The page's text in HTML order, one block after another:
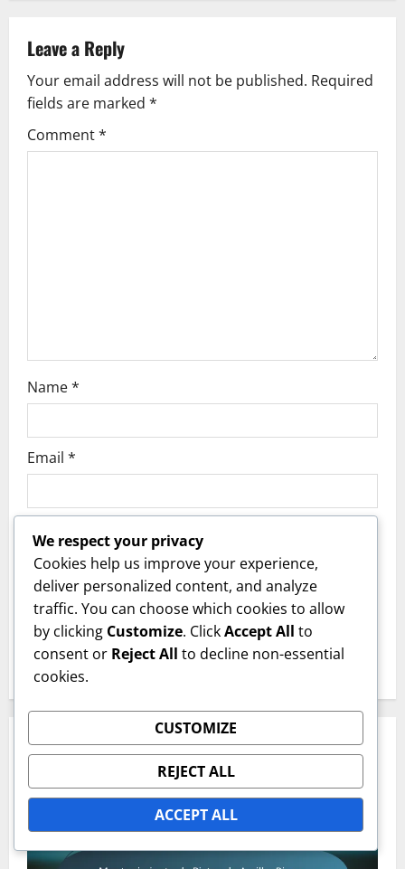
v
i
g
Leave a Reply
Your email address will not be published. Required
fields are marked *
Comment*
Name*
Email *
Save my name, email, and website in this
browser for the next time I comment.
RELATED STORIES
We respect your privacy
Cookies help us improve your experience,
deliver personalized content, and analyze
traffic. You can choose which cookies to allow
by clicking Customize. ClickAccept All to
consent or Reject All to decline non-essential
cookies.
CUSTOMIZE
REJECT ALL
ACCEPT ALL